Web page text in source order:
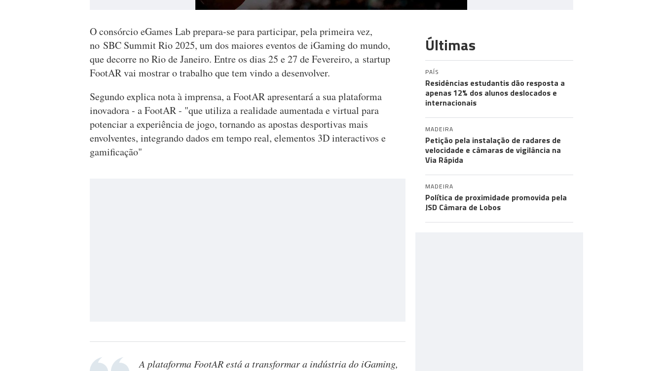
O consórcio eGames Lab prepara-se para participar, pela primeira vez,
no SBC Summit Rio 2025, um dos maiores eventos de iGaming do mundo,
que decorre no Rio de Janeiro. Entre os dias 25 e 27 de Fevereiro, a startup
FootAR vai mostrar o trabalho que tem vindo a desenvolver.
Segundo explica nota à imprensa, a FootAR apresentará a sua plataforma
inovadora - a FootAR - "que utiliza a realidade aumentada e virtual para
potenciar a experiência de jogo, tornando as apostas desportivas mais
envolventes, integrando dados em tempo real, elementos 3D interactivos e
gamificação"
A plataforma FootAR está a transformar a indústria do iGaming,
Últimas
PAÍS
Residências estudantis dão resposta a
apenas 12% dos alunos deslocados e
internacionais
MADEIRA
Petição pela instalação de radares de
velocidade e câmaras de vigilância na
Via Rápida
MADEIRA
Política de proximidade promovida pela
JSD Câmara de Lobos